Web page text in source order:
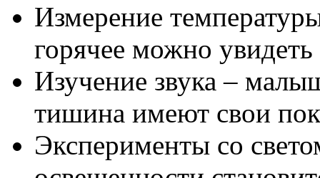
Измерение
горячее можно
Изучение звука –
тишина имеют свои
Эксперименты со